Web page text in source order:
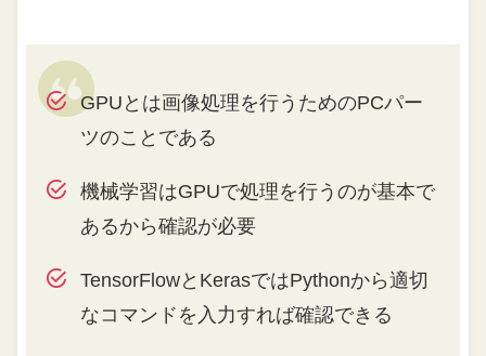
GPUとは画像処理を行うためのPCパー
ツのことである
機械学習はGPUで処理を行うのが基本で
あるから確認が必要
TensorFlowとKerasではPythonから適切
なコマンドを入力すれば確認できる